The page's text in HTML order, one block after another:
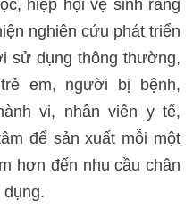
hiệp hội vệ sinh răng
nghiên cứu phát triển
sử dụng thông thường,
em, người bị bệnh,
vi, nhân viên y tế,
để sản xuất mỗi một
hơn đến nhu cầu chân